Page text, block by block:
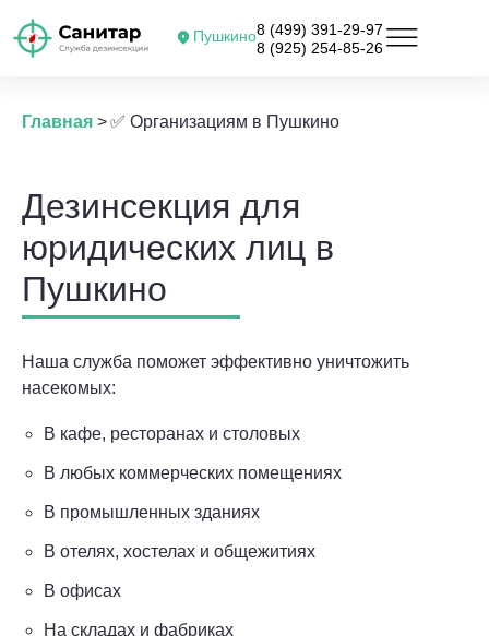
Пушкино8 (499) 391-29-97
8 (925) 254-85-26
Главная >✅ Организациям в Пушкино
Дезинсекция для
юридических лиц в
Пушкино
Наша служба поможет эффективно уничтожить
насекомых:
В кафе, ресторанах и столовых
В любых коммерческих помещениях
В промышленных зданиях
В отелях, хостелах и общежитиях
В офисах
На складах и фабриках